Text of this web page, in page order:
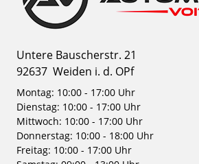
Untere Bauscherstr. 21
92637 Weiden i. d. OPf
Montag: 10:00 - 17:00 Uhr
Dienstag: 10:00 - 17:00 Uhr
Mittwoch: 10:00 - 17:00 Uhr
Donnerstag: 10:00 - 18:00 Uhr
Freitag: 10:00 - 17:00 Uhr